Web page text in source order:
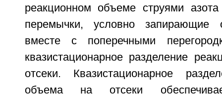
реакционном объеме струями
перемычки, условно запирающие
вместе с поперечными
квазистационарное разделение
отсеки. Квазистационарное
объема на отсеки